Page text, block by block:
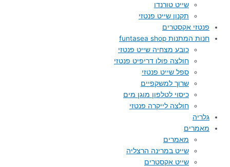
שייט טורנדו
תקנון שייט פנטזי
פנטזי אקסטרים
חנות המתנות funtasea shop
כובע מצחיה שייט פנטזי
חולצה פולו דריפיט פנטזי
ספל שייט פנטזי
שרוך למשקפיים
כיסוי לטלפון מוגן מים
חולצה לייקרה פנטזי
גלריה
מאמרים
מאמרים
שייט במרינה הרצליה
שייט אקסטרים